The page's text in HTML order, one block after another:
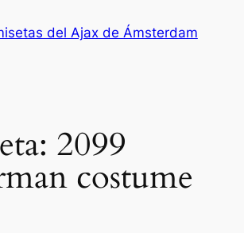
del Ajax de Ámsterdam
2099
costume